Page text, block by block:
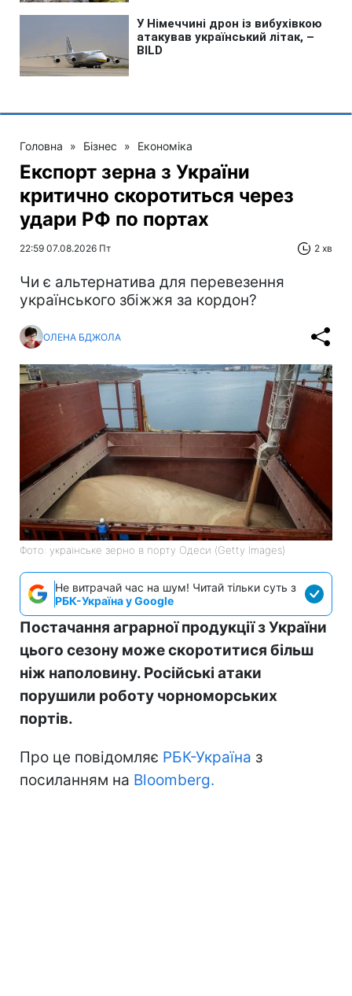
Головна » Бізнес » Економіка
Експорт зерна з України
критично скоротиться через
удари РФ по портах
22:59 07.08.2026 Пт 2 хв
Чи є альтернатива для перевезення
українського збіжжя за кордон?
ОЛЕНА БДЖОЛА
Фото: українське зерно в порту Одеси (Getty Images)
Не витрачай час на шум! Читай тільки суть з
РБК-Україна у Google
Постачання аграрної продукції з України
цього сезону може скоротитися більш
ніж наполовину. Російські атаки
порушили роботу чорноморських
портів.
Про це повідомляє РБК-Україна з
посиланням на Bloomberg.